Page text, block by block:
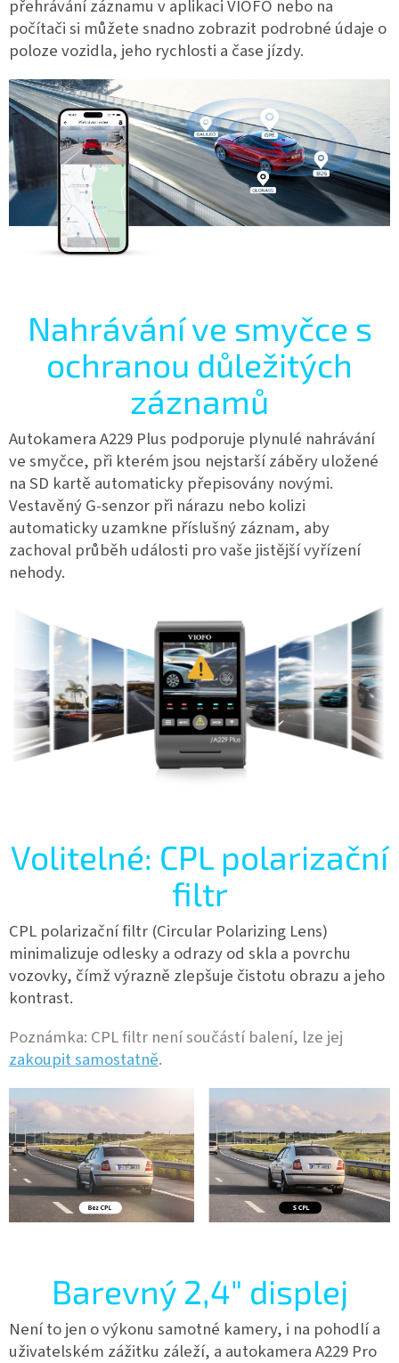
přehrávání záznamu v aplikaci VIOFO nebo na
počítači si můžete snadno zobrazit podrobné údaje o
poloze vozidla, jeho rychlosti a čase jízdy.
Nahrávání ve smyčce s
ochranou důležitých
záznamů
Autokamera A229 Plus podporuje plynulé nahrávání
ve smyčce, při kterém jsou nejstarší záběry uložené
na SD kartě automaticky přepisovány novými.
Vestavěný G-senzor při nárazu nebo kolizi
automaticky uzamkne příslušný záznam, aby
zachoval průběh události pro vaše jistější vyřízení
nehody.
Volitelné: CPL polarizační
filtr
CPL polarizační filtr (Circular Polarizing Lens)
minimalizuje odlesky a odrazy od skla a povrchu
vozovky, čímž výrazně zlepšuje čistotu obrazu a jeho
kontrast.
Poznámka: CPL filtr není součástí balení, lze jej
zakoupit samostatně.
Barevný 2,4" displej
Není to jen o výkonu samotné kamery, i na pohodlí a
uživatelském zážitku záleží, a autokamera A229 Pro